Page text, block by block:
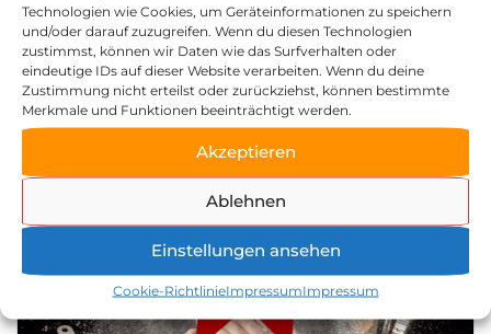
Technologien wie Cookies, um Geräteinformationen zu speichern
und/oder darauf zuzugreifen. Wenn du diesen Technologien
zustimmst, können wir Daten wie das Surfverhalten oder
eindeutige IDs auf dieser Website verarbeiten. Wenn du deine
Zustimmung nicht erteilst oder zurückziehst, können bestimmte
Merkmale und Funktionen beeinträchtigt werden.
Akzeptieren
Ablehnen
Einstellungen ansehen
Cookie-RichtlinieImpressumImpressum
Einstieg in die Kunst des Brotbackens
24.02.2024 von | 10:00 bis 15:00 Uhr
Zeller Mühle Huber GmbH